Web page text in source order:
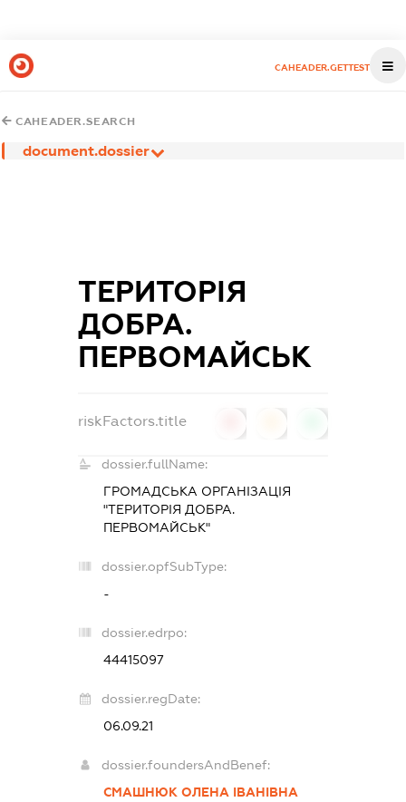
CAHEADER.GETTEST
CAHEADER.SEARCH
document.dossier
ТЕРИТОРІЯ
ДОБРА.
ПЕРВОМАЙСЬК
riskFactors.title
dossier.fullName:
ГРОМАДСЬКА ОРГАНІЗАЦІЯ
"ТЕРИТОРІЯ ДОБРА.
ПЕРВОМАЙСЬК"
dossier.opfSubType:
-
dossier.edrpo:
44415097
dossier.regDate:
06.09.21
dossier.foundersAndBenef:
СМАШНЮК ОЛЕНА ІВАНІВНА